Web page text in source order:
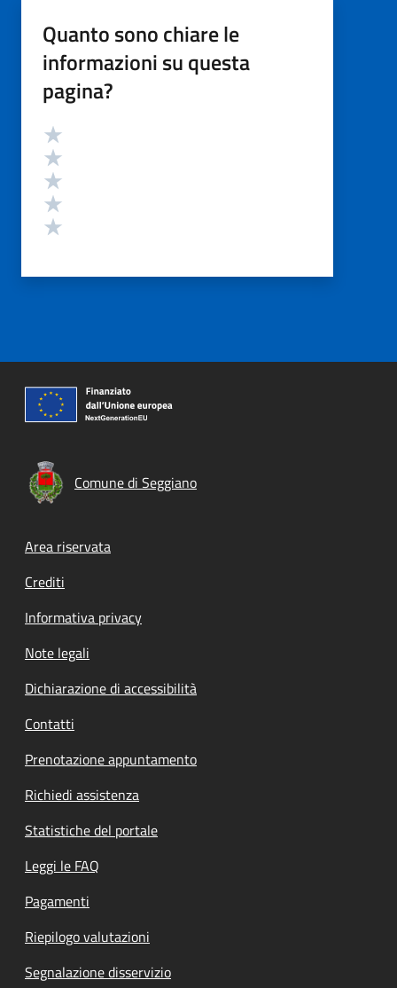
Quanto sono chiare le
informazioni su questa
pagina?
Valutazione
Comune di Seggiano
Footer menu
Area riservata
Crediti
Informativa privacy
Note legali
Dichiarazione di accessibilità
Contatti
Prenotazione appuntamento
Richiedi assistenza
Statistiche del portale
Leggi le FAQ
Pagamenti
Riepilogo valutazioni
Segnalazione disservizio